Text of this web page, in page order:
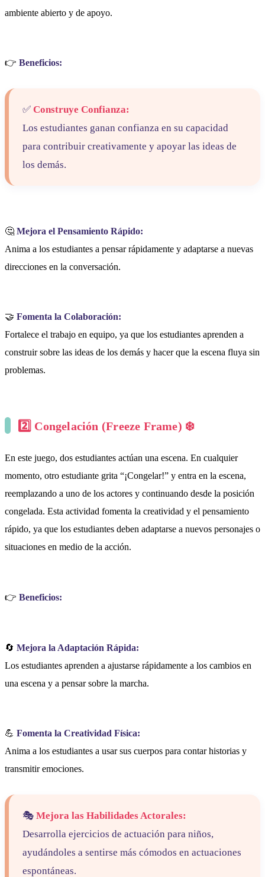
ambiente abierto y de apoyo.
👉 Beneficios:
✅Construye Confianza:
Los estudiantes ganan confianza en su capacidad
para contribuir creativamente y apoyar las ideas de
los demás.
🤔 Mejora el Pensamiento Rápido:
Anima a los estudiantes a pensar rápidamente y adaptarse a nuevas
direcciones en la conversación.
🤝 Fomenta la Colaboración:
Fortalece el trabajo en equipo, ya que los estudiantes aprenden a
construir sobre las ideas de los demás y hacer que la escena fluya sin
problemas.
2️⃣ Congelación (Freeze Frame) ❄️
En este juego, dos estudiantes actúan una escena. En cualquier
momento, otro estudiante grita “¡Congelar!” y entra en la escena,
reemplazando a uno de los actores y continuando desde la posición
congelada. Esta actividad fomenta la creatividad y el pensamiento
rápido, ya que los estudiantes deben adaptarse a nuevos personajes o
situaciones en medio de la acción.
👉 Beneficios:
🔄 Mejora la Adaptación Rápida:
Los estudiantes aprenden a ajustarse rápidamente a los cambios en
una escena y a pensar sobre la marcha.
💪 Fomenta la Creatividad Física:
Anima a los estudiantes a usar sus cuerpos para contar historias y
transmitir emociones.
🎭Mejora las Habilidades Actorales:
Desarrolla ejercicios de actuación para niños,
ayudándoles a sentirse más cómodos en actuaciones
espontáneas.